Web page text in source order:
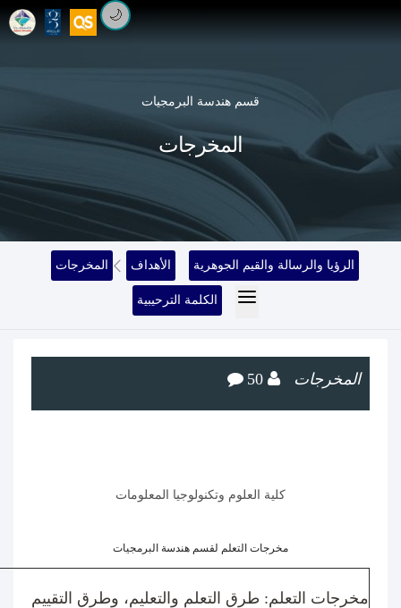
🌙
قسم هندسة البرمجيات
المخرجات
المخرجات الأهداف الرؤيا والرسالة والقيم الجوهرية
الكلمة الترحيبية
المخرجات 50
كلية العلوم وتكنولوجيا المعلومات
مخرجات التعلم لقسم هندسة البرمجيات
مخرجات التعلم: طرق التعلم والتعليم، وطرق التقييم